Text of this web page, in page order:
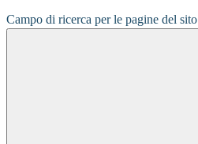
Campo di ricerca per le pagine del sito